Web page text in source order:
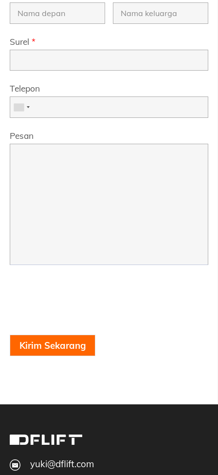
Surel *
Telepon
Pesan
Kirim Sekarang
yuki@dflift.com